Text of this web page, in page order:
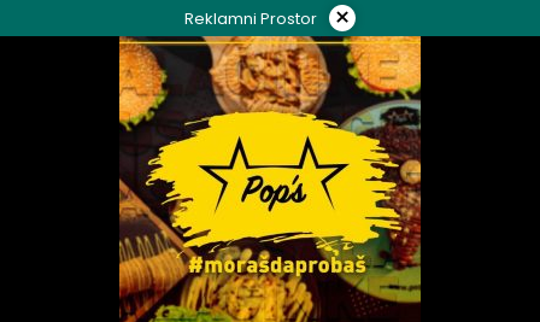
to
Reklamni Prostor ×